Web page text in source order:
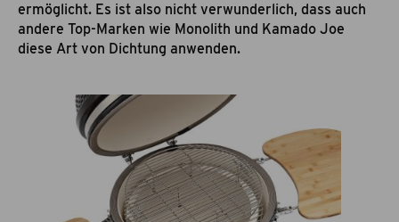
ermöglicht. Es ist also nicht verwunderlich, dass auch
andere Top-Marken wie Monolith und Kamado Joe
diese Art von Dichtung anwenden.